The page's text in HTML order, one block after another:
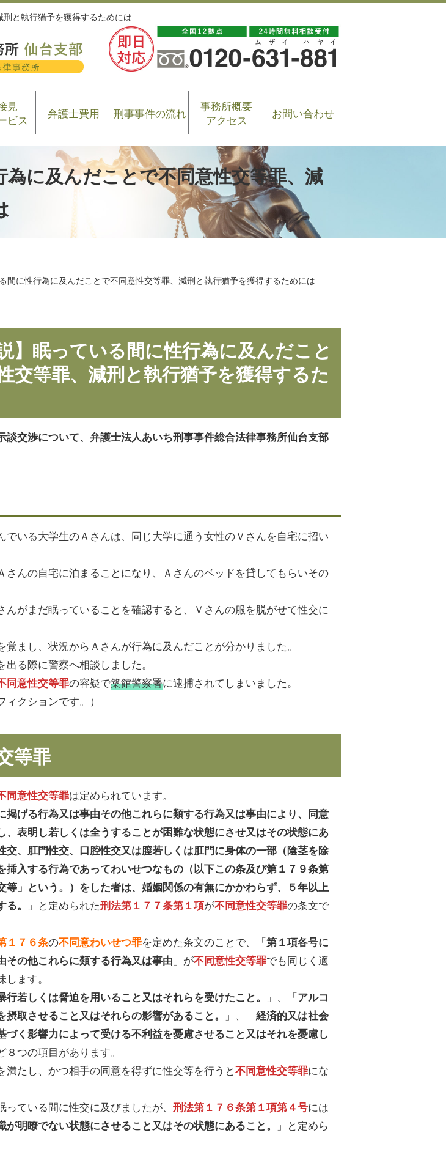
と執行猶予を獲得するためには
見
ビス
弁護士費用 刑事事件の流れ
事務所概要
アクセス
お問い合わせ
為に及んだことで不同意性交等罪、減
間に性行為に及んだことで不同意性交等罪、減刑と執行猶予を獲得するためには
】眠っている間に性行為に及んだこと
交等罪、減刑と執行猶予を獲得するた
談交渉について、弁護士法人あいち刑事事件総合法律事務所仙台支部
でいる大学生のＡさんは、同じ大学に通う女性のＶさんを自宅に招い
さんの自宅に泊まることになり、Ａさんのベッドを貸してもらいその
んがまだ眠っていることを確認すると、Ｖさんの服を脱がせて性交に
覚まし、状況からＡさんが行為に及んだことが分かりました。
る際に警察へ相談しました。
同意性交等罪の容疑で築館警察署に逮捕されてしまいました。
ィクションです。）
等罪
同意性交等罪は定められています。
掲げる行為又は事由その他これらに類する行為又は事由により、同意
、表明し若しくは全うすることが困難な状態にさせ又はその状態にあ
交、肛門性交、口腔性交又は膣若しくは肛門に身体の一部（陰茎を除
挿入する行為であってわいせつなもの（以下この条及び第１７９条第
等」という。）をした者は、婚姻関係の有無にかかわらず、５年以上
。
」と定められた刑法第１７７条第１項が不同意性交等罪の条文で
１７６条の不同意わいせつ罪を定めた条文のことで、「第１項各号に
その他これらに類する行為又は事由 」が不同意性交等罪でも同じく適
ます。
行若しくは脅迫を用いること又はそれらを受けたこと。 」、「アルコ
摂取させること又はそれらの影響があること。
」、「経済的又は社会
づく影響力によって受ける不利益を憂慮させること又はそれを憂慮し
８つの項目があります。
満たし、かつ相手の同意を得ずに性交等を行うと不同意性交等罪にな
っている間に性交に及びましたが、 刑法第１７６条第１項第４号には
が明瞭でない状態にさせること又はその状態にあること。
」と定めら